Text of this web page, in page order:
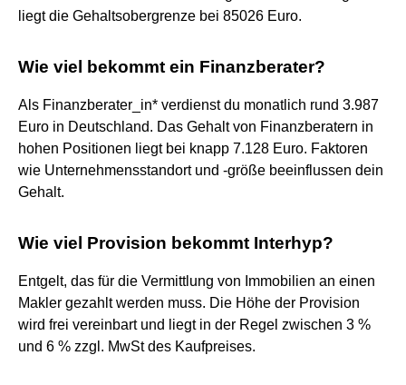
liegt die Gehaltsobergrenze bei 85026 Euro.
Wie viel bekommt ein Finanzberater?
Als Finanzberater_in* verdienst du monatlich rund 3.987
Euro in Deutschland. Das Gehalt von Finanzberatern in
hohen Positionen liegt bei knapp 7.128 Euro. Faktoren
wie Unternehmensstandort und -größe beeinflussen dein
Gehalt.
Wie viel Provision bekommt Interhyp?
Entgelt, das für die Vermittlung von Immobilien an einen
Makler gezahlt werden muss. Die Höhe der Provision
wird frei vereinbart und liegt in der Regel zwischen 3 %
und 6 % zzgl. MwSt des Kaufpreises.